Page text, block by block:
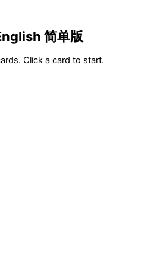
简单版
Click a card to start.